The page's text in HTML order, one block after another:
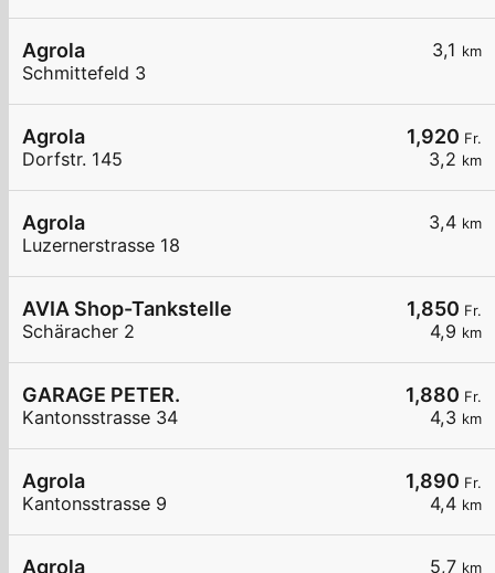
3,1 km
Agrola
Schmittefeld 3
1,920 Fr.
3,2 km
Agrola
Dorfstr. 145
3,4 km
Agrola
Luzernerstrasse 18
1,850 Fr.
4,9 km
AVIA Shop-Tankstelle
Schäracher 2
1,880 Fr.
4,3 km
GARAGE PETER.
Kantonsstrasse 34
1,890 Fr.
4,4 km
Agrola
Kantonsstrasse 9
5,7 km
Agrola